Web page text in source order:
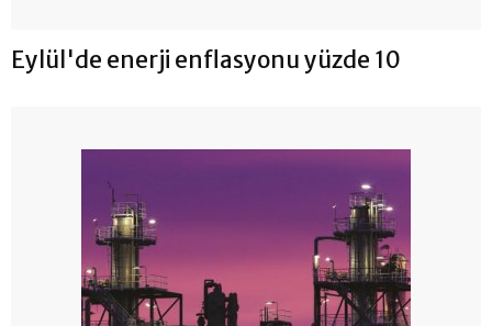
Eylül'de enerji enflasyonu yüzde 10